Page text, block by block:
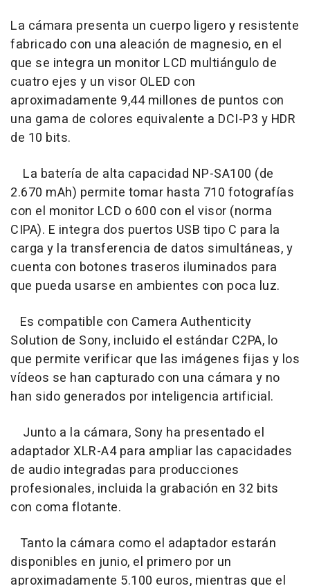
La cámara presenta un cuerpo ligero y resistente
fabricado con una aleación de magnesio, en el
que se integra un monitor LCD multiángulo de
cuatro ejes y un visor OLED con
aproximadamente 9,44 millones de puntos con
una gama de colores equivalente a DCI-P3 y HDR
de 10 bits.
La batería de alta capacidad NP-SA100 (de
2.670 mAh) permite tomar hasta 710 fotografías
con el monitor LCD o 600 con el visor (norma
CIPA). E integra dos puertos USB tipo C para la
carga y la transferencia de datos simultáneas, y
cuenta con botones traseros iluminados para
que pueda usarse en ambientes con poca luz.
Es compatible con Camera Authenticity
Solution de Sony, incluido el estándar C2PA, lo
que permite verificar que las imágenes fijas y los
vídeos se han capturado con una cámara y no
han sido generados por inteligencia artificial.
Junto a la cámara, Sony ha presentado el
adaptador XLR-A4 para ampliar las capacidades
de audio integradas para producciones
profesionales, incluida la grabación en 32 bits
con coma flotante.
Tanto la cámara como el adaptador estarán
disponibles en junio, el primero por un
aproximadamente 5.100 euros, mientras que el